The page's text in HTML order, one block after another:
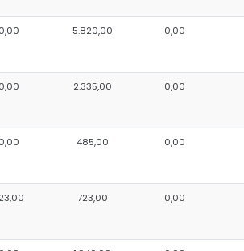
0,00 5.820,00 0,00
0,00 2.335,00 0,00
0,00 485,00 0,00
723,00 0,00